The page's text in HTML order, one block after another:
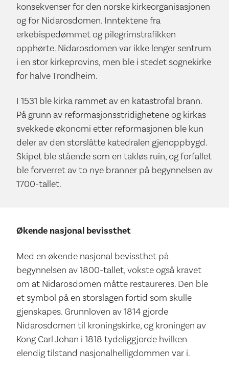
konsekvenser for den norske kirkeorganisasjonen
og for Nidarosdomen. Inntektene fra
erkebispedømmet og pilegrimstrafikken
opphørte. Nidarosdomen var ikke lenger sentrum
i en stor kirkeprovins, men ble i stedet sognekirke
for halve Trondheim.
I 1531 ble kirka rammet av en katastrofal brann.
På grunn av reformasjonsstridighetene og kirkas
svekkede økonomi etter reformasjonen ble kun
deler av den storslåtte katedralen gjenoppbygd.
Skipet ble stående som en takløs ruin, og forfallet
ble forverret av to nye branner på begynnelsen av
1700-tallet.
Økende nasjonal bevissthet
Med en økende nasjonal bevissthet på
begynnelsen av 1800-tallet, vokste også kravet
om at Nidarosdomen måtte restaureres. Den ble
et symbol på en storslagen fortid som skulle
gjenskapes. Grunnloven av 1814 gjorde
Nidarosdomen til kroningskirke, og kroningen av
Kong Carl Johan i 1818 tydeliggjorde hvilken
elendig tilstand nasjonalhelligdommen var i.